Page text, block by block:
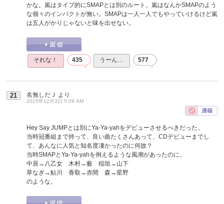
かな。嵐はタイプ的にSMAPとは別のルート。嵐はなんかSMAPのよう
な個々のインパクトが無い。SMAPは一人一人でもやっていけるけど嵐
は五人がかりじゃないと味を出せない。
それな！ 435 うーん… 577
21 名無しだＪ より
2015年12月3日 5:09 AM
Hey Say JUMPとは別にYa-Ya-yahをデビューさせるべきだった。
当時冠番組まで持って、良い曲たくさんあって、CDデビューまでし
て、あんなに人気と知名度凄かったのに何故？
当時SMAPとYa-Ya-yahを例えるような風潮があったのに。
中居→八乙女 木村→薮 稲垣→山下
草なぎ→鮎川 香取→赤間 森→星野
のような。